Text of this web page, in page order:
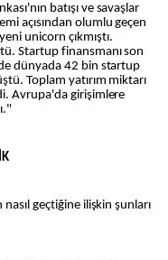
batışı ve savaşlar
açısından olumlu geçen
unicorn çıkmıştı.
Startup finansmanı son
dünyada 42 bin startup
Toplam yatırım miktarı
Avrupa'da girişimlere
nasıl geçtiğine ilişkin şunları